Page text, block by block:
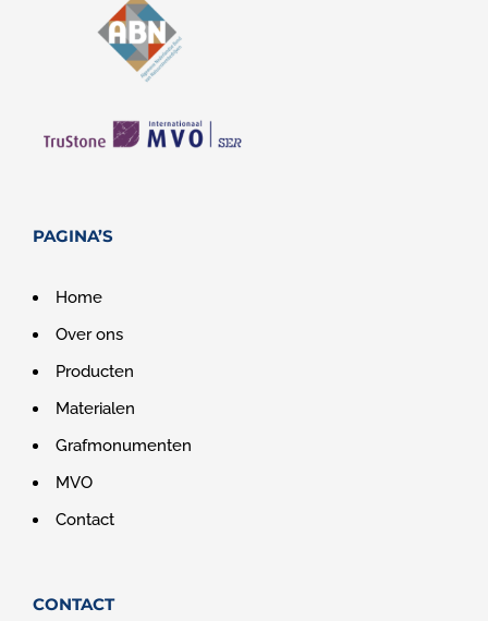
PAGINA’S
Home
Over ons
Producten
Materialen
Grafmonumenten
MVO
Contact
CONTACT